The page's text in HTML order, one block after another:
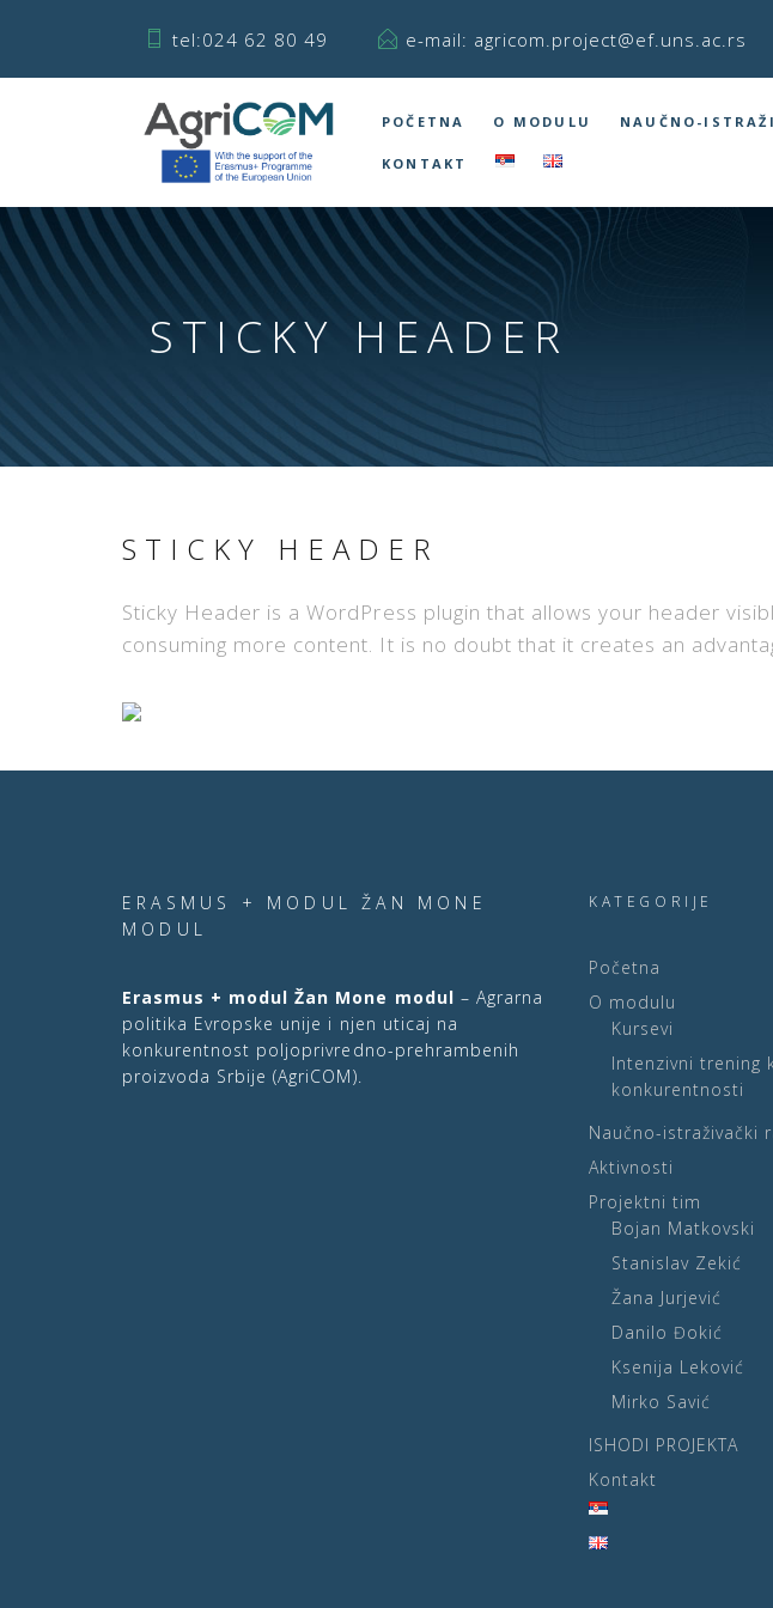
tel:024 62 80 49 e-mail: agricom.project@ef.uns.ac.rs
POČETNA O MODULU NAUČNO-
KONTAKT
STICKY HEADER
STICKY HEADER
Sticky Header is a WordPress plugin that allows your header
consuming more content. It is no doubt that it creates an
ERASMUS + MODUL ŽAN MONE
MODUL
Erasmus + modul Žan Mone modul – Agrarna
politika Evropske unije i njen uticaj na
konkurentnost poljoprivredno-prehrambenih
proizvoda Srbije (AgriCOM).
KATEGORIJE
Početna
O modulu
Kursevi
Intenzivni trening
konkurentnosti
Naučno-istraživački
Aktivnosti
Projektni tim
Bojan Matkovski
Stanislav Zekić
Žana Jurjević
Danilo Đokić
Ksenija Leković
Mirko Savić
ISHODI PROJEKTA
Kontakt